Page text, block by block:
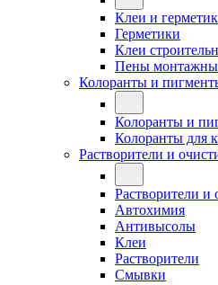
Клеи и
Герметики
Клеи
Пены
Колоранты и
Колоранты и
Колоранты для
Растворители и
Растворители и
Автохимия
Антивысолы
Клеи
Растворители
Смывки